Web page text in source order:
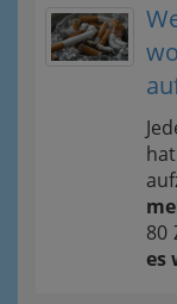
80
es